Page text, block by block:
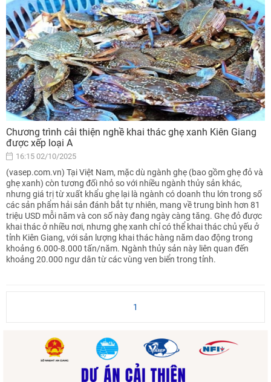
Chương trình cải thiện nghề khai thác ghẹ xanh Kiên Giang
được xếp loại A
16:15 02/10/2025
(vasep.com.vn) Tại Việt Nam, mặc dù ngành ghẹ (bao gồm ghẹ đỏ và
ghẹ xanh) còn tương đối nhỏ so với nhiều ngành thủy sản khác,
nhưng giá trị từ xuất khẩu ghẹ lại là ngành có doanh thu lớn trong số
các sản phẩm hải sản đánh bắt tự nhiên, mang về trung bình hơn 81
triệu USD mỗi năm và con số này đang ngày càng tăng. Ghẹ đỏ được
khai thác ở nhiều nơi, nhưng ghẹ xanh chỉ có thể khai thác chủ yếu ở
tỉnh Kiên Giang, với sản lượng khai thác hàng năm dao động trong
khoảng 6.000-8.000 tấn/năm. Ngành thủy sản này liên quan đến
khoảng 20.000 ngư dân từ các vùng ven biển trong tỉnh.
1